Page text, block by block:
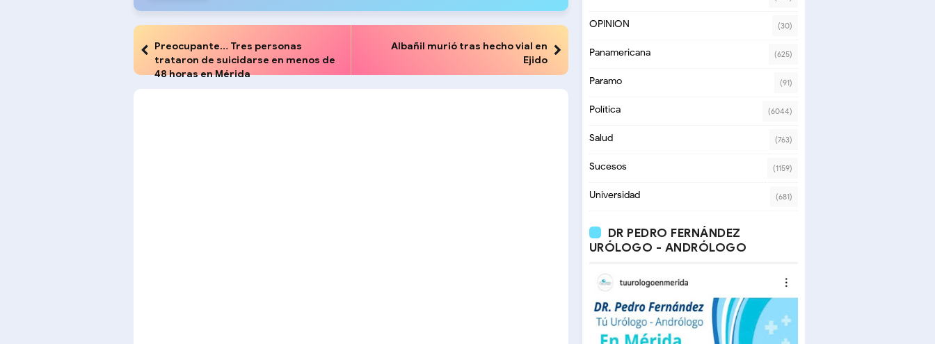
Preocupante… Tres personas
trataron de suicidarse en menos de
48 horas en Mérida
Albañil murió tras hecho vial en
Ejido
OPINION (30)
Panamericana (625)
Paramo (91)
Política (6044)
Salud (763)
Sucesos (1159)
Universidad (681)
DR PEDRO FERNÁNDEZ
URÓLOGO - ANDRÓLOGO